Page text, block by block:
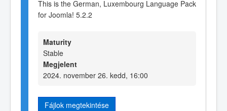
This is the German, Luxembourg Language Pack
for Joomla! 5.2.2
Maturity
Stable
Megjelent
2024. november 26. kedd, 16:00
Fájlok megtekintése